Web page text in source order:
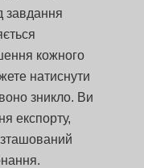
завдання
кожного
натиснути
зникло. Ви
експорту,